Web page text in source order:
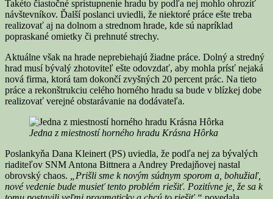
Takéto čiastočné sprístupnenie hradu by podľa nej mohlo ohroziť
návštevníkov. Ďalší poslanci uviedli, že niektoré práce ešte treba
realizovať aj na dolnom a strednom hrade, kde sú napríklad
popraskané omietky či prehnuté strechy.
Aktuálne však na hrade neprebiehajú žiadne práce. Dolný a stredný
hrad musí bývalý zhotoviteľ ešte odovzdať, aby mohla prísť nejaká
nová firma, ktorá tam dokončí zvyšných 20 percent prác. Na tieto
práce a rekonštrukciu celého horného hradu sa bude v blízkej dobe
realizovať verejné obstarávanie na dodávateľa.
Jedna z miestností horného hradu Krásna Hôrka
Poslankyňa Dana Kleinert (PS) uviedla, že podľa nej za bývalých
riaditeľov SNM Antona Bittnera a Andrey Predajňovej nastal
obrovský chaos.
„Prišli sme k novým súdnym sporom a, bohužiaľ,
nové vedenie bude musieť tento problém riešiť. Pozitívne je, že sa k